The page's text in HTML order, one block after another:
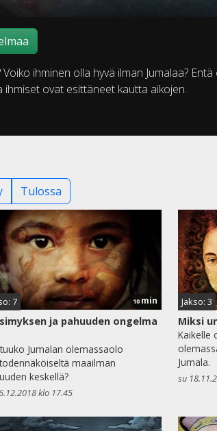
ihminen olla hyvä ilman Jumalaa?
ihmiset ovat esittäneet kautta aikojen.
Tulossa
7 10 min
ja pahuuden ongelma
Jumalan olemassaolo
maailman
keskellä?
klo 17.45
Jakso: 3
Miksi
Kaikelle
Jumala.
su